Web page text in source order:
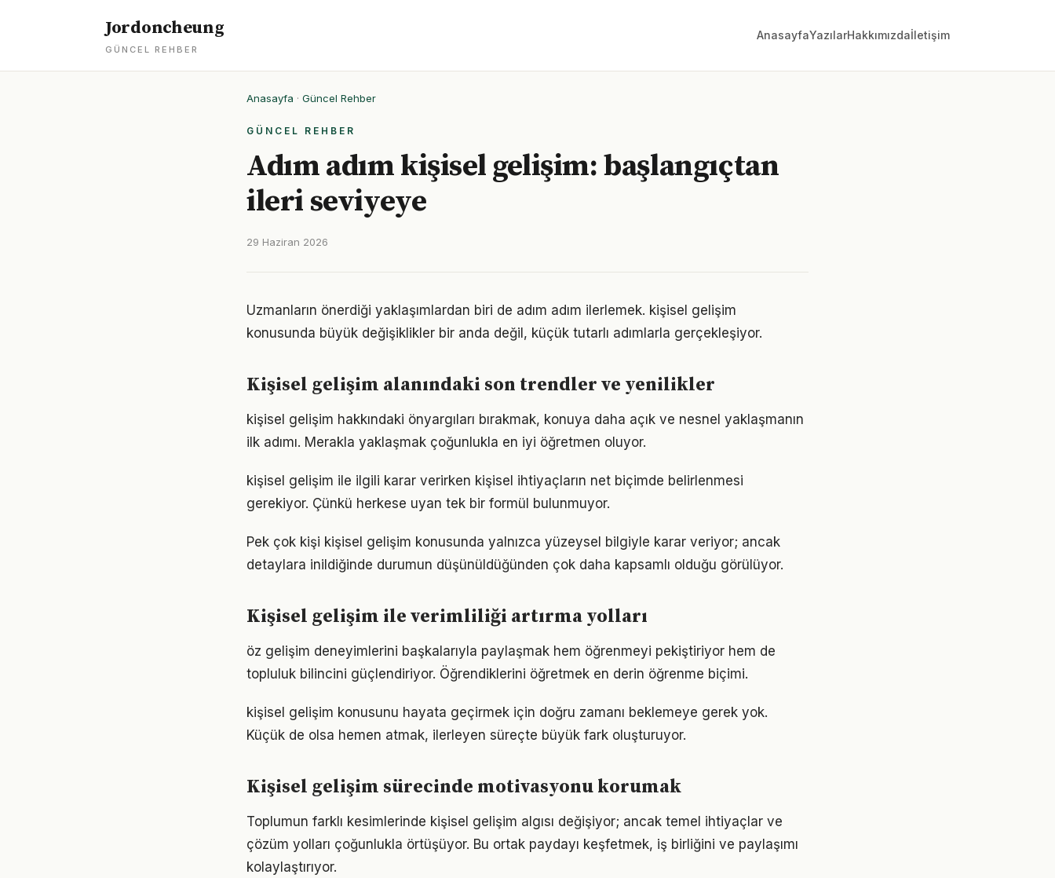
Jordoncheung
GÜNCEL REHBER
AnasayfaYazılarHakkımızdaİletişim
Anasayfa · Güncel Rehber
GÜNCEL REHBER
Adım adım kişisel gelişim: başlangıçtan
ileri seviyeye
29 Haziran 2026
Uzmanların önerdiği yaklaşımlardan biri de adım adım ilerlemek. kişisel gelişim
konusunda büyük değişiklikler bir anda değil, küçük tutarlı adımlarla gerçekleşiyor.
Kişisel gelişim alanındaki son trendler ve yenilikler
kişisel gelişim hakkındaki önyargıları bırakmak, konuya daha açık ve nesnel yaklaşmanın
ilk adımı. Merakla yaklaşmak çoğunlukla en iyi öğretmen oluyor.
kişisel gelişim ile ilgili karar verirken kişisel ihtiyaçların net biçimde belirlenmesi
gerekiyor. Çünkü herkese uyan tek bir formül bulunmuyor.
Pek çok kişi kişisel gelişim konusunda yalnızca yüzeysel bilgiyle karar veriyor; ancak
detaylara inildiğinde durumun düşünüldüğünden çok daha kapsamlı olduğu görülüyor.
Kişisel gelişim ile verimliliği artırma yolları
öz gelişim deneyimlerini başkalarıyla paylaşmak hem öğrenmeyi pekiştiriyor hem de
topluluk bilincini güçlendiriyor. Öğrendiklerini öğretmek en derin öğrenme biçimi.
kişisel gelişim konusunu hayata geçirmek için doğru zamanı beklemeye gerek yok.
Küçük de olsa hemen atmak, ilerleyen süreçte büyük fark oluşturuyor.
Kişisel gelişim sürecinde motivasyonu korumak
Toplumun farklı kesimlerinde kişisel gelişim algısı değişiyor; ancak temel ihtiyaçlar ve
çözüm yolları çoğunlukla örtüşüyor. Bu ortak paydayı keşfetmek, iş birliğini ve paylaşımı
kolaylaştırıyor.